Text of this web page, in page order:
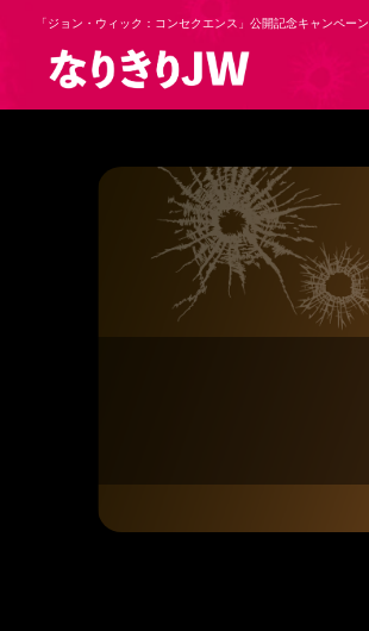
「ジョン・ウィック：コンセクエンス」公開記念キャンペーン